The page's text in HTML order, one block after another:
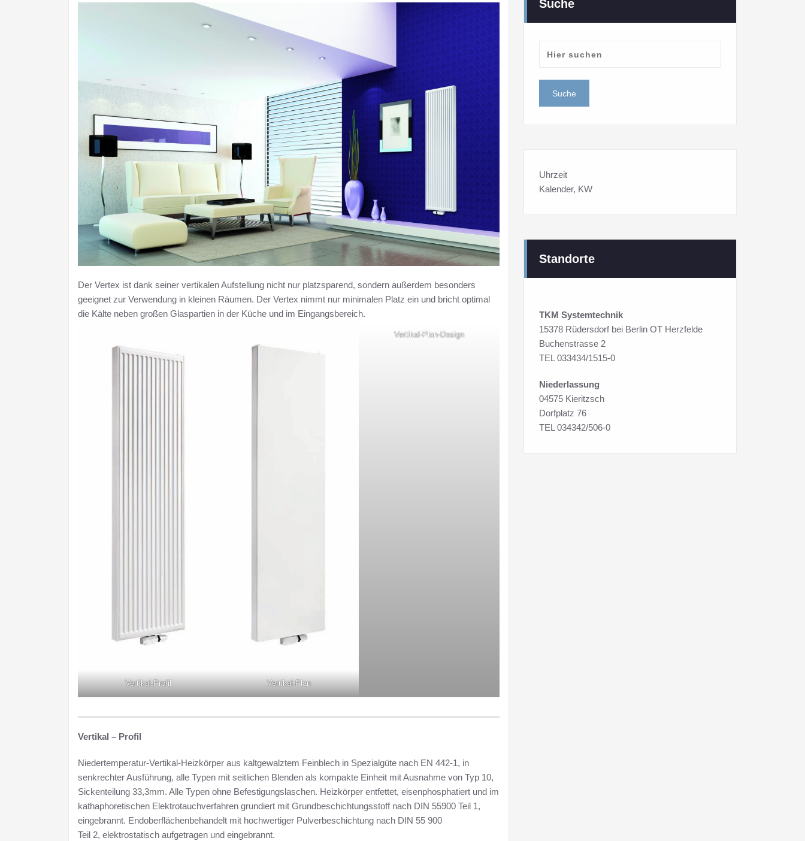
Der Vertex ist dank seiner vertikalen Aufstellung nicht nur platzsparend, sondern außerdem besonders
geeignet zur Verwendung in kleinen Räumen. Der Vertex nimmt nur minimalen Platz ein und bricht optimal
die Kälte neben großen Glaspartien in der Küche und im Eingangsbereich.
Vertikal-Profil Vertikal-Plan
Vertikal-Plan-Design
Vertikal – Profil
Niedertemperatur-Vertikal-Heizkörper aus kaltgewalztem Feinblech in Spezialgüte nach EN 442-1, in
senkrechter Ausführung, alle Typen mit seitlichen Blenden als kompakte Einheit mit Ausnahme von Typ 10,
Sickenteilung 33,3mm. Alle Typen ohne Befestigungslaschen. Heizkörper entfettet, eisenphosphatiert und im
kathaphoretischen Elektrotauchverfahren grundiert mit Grundbeschichtungsstoff nach DIN 55900 Teil 1,
eingebrannt. Endoberflächenbehandelt mit hochwertiger Pulverbeschichtung nach DIN 55 900
Teil 2, elektrostatisch aufgetragen und eingebrannt.
Suche
Uhrzeit
Kalender, KW
Standorte
TKM Systemtechnik
15378 Rüdersdorf bei Berlin OT Herzfelde
Buchenstrasse 2
TEL 033434/1515-0
Niederlassung
04575 Kieritzsch
Dorfplatz 76
TEL 034342/506-0